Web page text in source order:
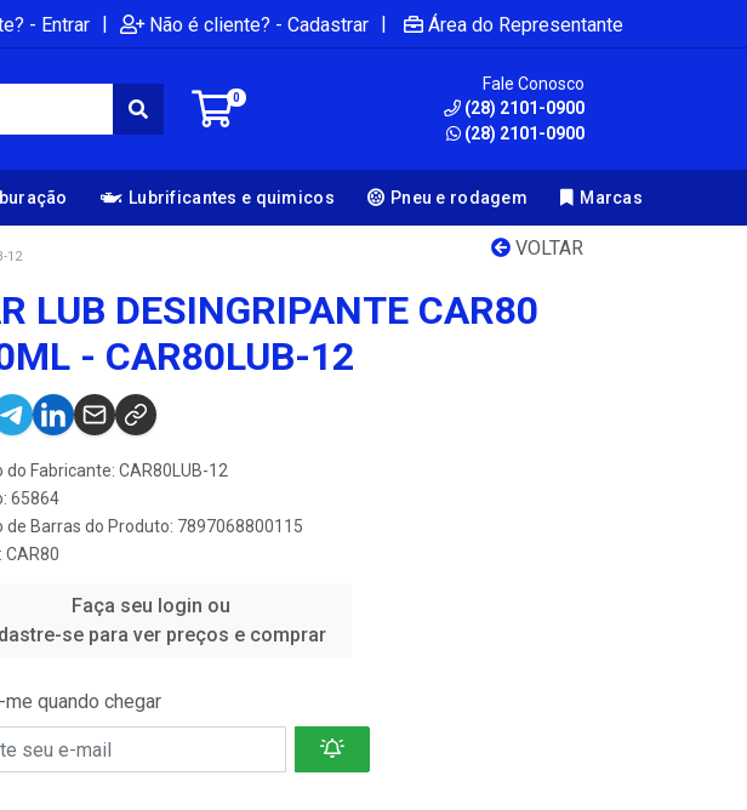
- Entrar | Não é cliente? - Cadastrar | Área do Representante
0
Fale Conosco
(28) 2101-0900
(28) 2101-0900
Lubrificantes e quimicos Pneu e rodagem Marcas
VOLTAR
12
LUB DESINGRIPANTE CAR80
- CAR80LUB-12
do Fabricante: CAR80LUB-12
65864
de Barras do Produto: 7897068800115
CAR80
Faça seu login ou
se para ver preços e comprar
quando chegar